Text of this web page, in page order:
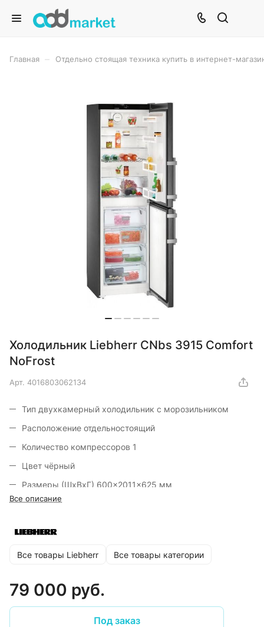
Главная Отдельно стоящая техника купить в интернет-
Холодильник Liebherr CNbs 3915 Comfort
NoFrost
Арт. 4016803062134
Тип двухкамерный холодильник с морозильником
Расположение отдельностоящий
Количество компрессоров 1
Цвет чёрный
Размеры (ШxВxГ) 600x2011x625 мм
Все описание
Все товары Liebherr Все товары категории
79 000 руб.
Под заказ